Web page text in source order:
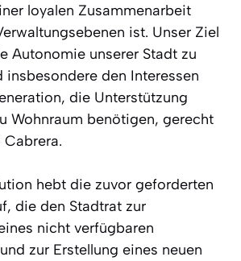
loyalen Zusammenarbeit
ist. Unser Ziel
Autonomie unserer Stadt zu
insbesondere den Interessen
die Unterstützung
Wohnraum benötigen, gerecht
Cabrera.
hebt die zuvor geforderten
die den Stadtrat zur
nicht verfügbaren
zur Erstellung eines neuen